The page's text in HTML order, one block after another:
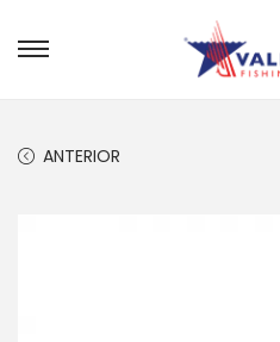
ANTERIOR